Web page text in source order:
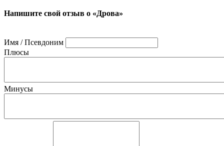
Напишите свой отзыв о «Дрова»
Имя / Псевдоним
Плюсы
Минусы